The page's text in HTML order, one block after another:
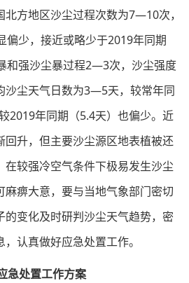
方地区沙尘过程次数为7—10次，
偏少，接近或略少于2019年同期
和强沙尘暴过程2—3次，沙尘强度
沙尘天气日数为3—5天，较常年同
2019年同期（5.4天）也偏少。近
回升，但主要沙尘源区地表植被还
在较强冷空气条件下极易发生沙尘
麻痹大意，要与当地气象部门密切
的变化及时研判沙尘天气趋势，密
认真做好应急处置工作。
急处置工作方案